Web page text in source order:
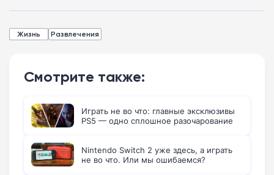
Жизнь Развлечения
Смотрите также:
Играть не во что: главные эксклюзивы
PS5 — одно сплошное разочарование
Nintendo Switch 2 уже здесь, а играть
не во что. Или мы ошибаемся?